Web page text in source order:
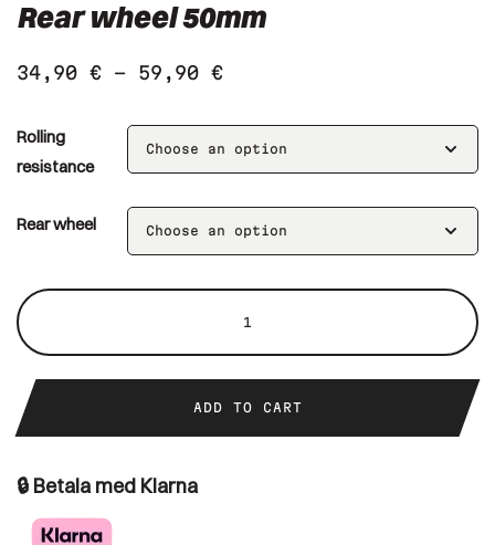
Rear wheel 50mm
34,90 € – 59,90 €
Rolling
resistance
Rear wheel
wheel
50mm
quantity
ADD TO CART
🔒 Betala med Klarna